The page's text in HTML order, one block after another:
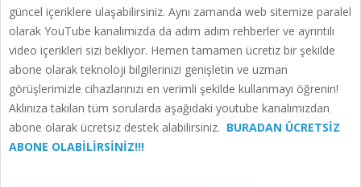
güncel içeriklere ulaşabilirsiniz. Aynı zamanda web sitemize paralel
olarak YouTube kanalımızda da adım adım rehberler ve ayrıntılı
video içerikleri sizi bekliyor. Hemen tamamen ücretiz bir şekilde
abone olarak teknoloji bilgilerinizi genişletin ve uzman
görüşlerimizle cihazlarınızı en verimli şekilde kullanmayı öğrenin!
Aklınıza takılan tüm sorularda aşağıdaki youtube kanalımızdan
abone olarak ücretsiz destek alabilirsiniz. BURADAN ÜCRETSİZ
ABONE OLABİLİRSİNİZ!!!